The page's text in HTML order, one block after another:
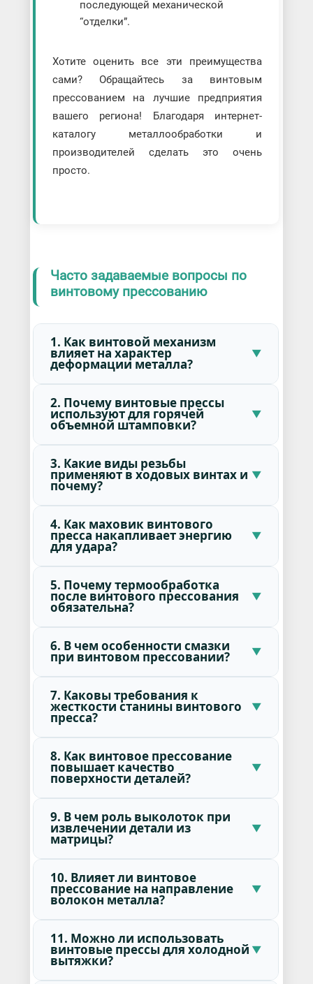
последующей механической
“отделки”.
Хотите оценить все эти преимущества
сами? Обращайтесь за винтовым
прессованием на лучшие предприятия
вашего региона! Благодаря интернет-
каталогу металлообработки и
производителей сделать это очень
просто.
Часто задаваемые вопросы по
винтовому прессованию
1. Как винтовой механизм
влияет на характер
деформации металла?
2. Почему винтовые прессы
используют для горячей
объемной штамповки?
3. Какие виды резьбы
применяют в ходовых винтах и
почему?
4. Как маховик винтового
пресса накапливает энергию
для удара?
5. Почему термообработка
после винтового прессования
обязательна?
6. В чем особенности смазки
при винтовом прессовании?
7. Каковы требования к
жесткости станины винтового
пресса?
8. Как винтовое прессование
повышает качество
поверхности деталей?
9. В чем роль выколоток при
извлечении детали из
матрицы?
10. Влияет ли винтовое
прессование на направление
волокон металла?
11. Можно ли использовать
винтовые прессы для холодной
вытяжки?